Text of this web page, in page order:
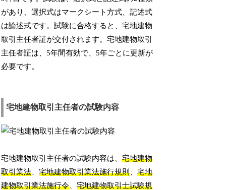
があり、選択式はマークシート方式、記述式
は論述式です。試験に合格すると、宅地建物
取引主任者証が交付されます。宅地建物取引
主任者証は、5年間有効で、5年ごとに更新が
必要です。
宅地建物取引主任者の試験内容
宅地建物取引主任者の試験内容は、宅地建物
取引業法、宅地建物取引業法施行規則、宅地
建物取引業法施行令、宅地建物取引士試験規